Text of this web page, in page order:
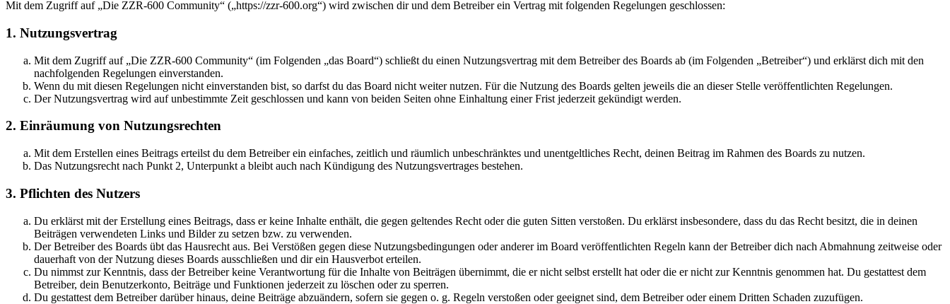
Mit dem Zugriff auf „Die ZZR-600 Community“ („https://zzr-600.org“) wird zwischen dir und dem Betreiber ein Vertrag mit folgenden Regelungen geschlossen:
1. Nutzungsvertrag
Mit dem Zugriff auf „Die ZZR-600 Community“ (im Folgenden „das Board“) schließt du einen Nutzungsvertrag mit dem Betreiber des Boards ab (im Folgenden „Betreiber“) und erklärst dich mit den
nachfolgenden Regelungen einverstanden.
Wenn du mit diesen Regelungen nicht einverstanden bist, so darfst du das Board nicht weiter nutzen. Für die Nutzung des Boards gelten jeweils die an dieser Stelle veröffentlichten Regelungen.
Der Nutzungsvertrag wird auf unbestimmte Zeit geschlossen und kann von beiden Seiten ohne Einhaltung einer Frist jederzeit gekündigt werden.
2. Einräumung von Nutzungsrechten
Mit dem Erstellen eines Beitrags erteilst du dem Betreiber ein einfaches, zeitlich und räumlich unbeschränktes und unentgeltliches Recht, deinen Beitrag im Rahmen des Boards zu nutzen.
Das Nutzungsrecht nach Punkt 2, Unterpunkt a bleibt auch nach Kündigung des Nutzungsvertrages bestehen.
3. Pflichten des Nutzers
Du erklärst mit der Erstellung eines Beitrags, dass er keine Inhalte enthält, die gegen geltendes Recht oder die guten Sitten verstoßen. Du erklärst insbesondere, dass du das Recht besitzt, die in deinen
Beiträgen verwendeten Links und Bilder zu setzen bzw. zu verwenden.
Der Betreiber des Boards übt das Hausrecht aus. Bei Verstößen gegen diese Nutzungsbedingungen oder anderer im Board veröffentlichten Regeln kann der Betreiber dich nach Abmahnung zeitweise oder
dauerhaft von der Nutzung dieses Boards ausschließen und dir ein Hausverbot erteilen.
Du nimmst zur Kenntnis, dass der Betreiber keine Verantwortung für die Inhalte von Beiträgen übernimmt, die er nicht selbst erstellt hat oder die er nicht zur Kenntnis genommen hat. Du gestattest dem
Betreiber, dein Benutzerkonto, Beiträge und Funktionen jederzeit zu löschen oder zu sperren.
Du gestattest dem Betreiber darüber hinaus, deine Beiträge abzuändern, sofern sie gegen o. g. Regeln verstoßen oder geeignet sind, dem Betreiber oder einem Dritten Schaden zuzufügen.